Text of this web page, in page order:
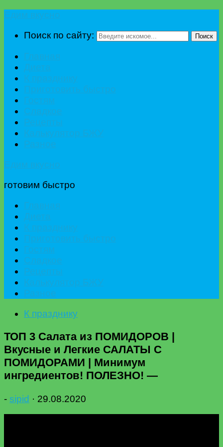
Поиск по сайту:
Поиск
готовим быстро
К празднику
ТОП 3 Салата из ПОМИДОРОВ |
Вкусные и Легкие САЛАТЫ C
ПОМИДОРАМИ | Минимум
ингредиентов! ПОЛЕЗНО! —
- sipid · 29.08.2020